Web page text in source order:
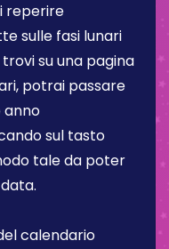
reperire
sulle fasi lunari
su una pagina
potrai passare
anno
sul tasto
tale da poter
calendario